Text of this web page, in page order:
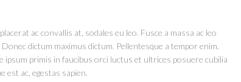
ac convallis at, sodales eu leo. Fusce a massa ac leo
dictum maximus dictum. Pellentesque a tempor enim.
ipsum primis in faucibus orci luctus et ultrices posuere cubilia
est ac, egestas sapien.